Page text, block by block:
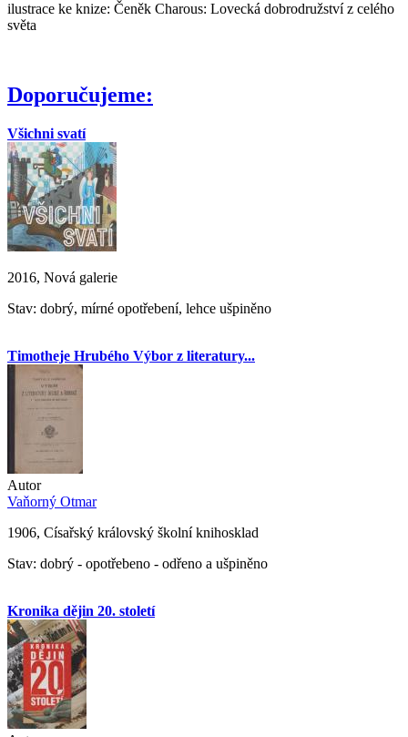
ilustrace ke knize: Čeněk Charous: Lovecká dobrodružství z celého
světa
Doporučujeme:
Všichni svatí
2016, Nová galerie
Stav: dobrý, mírné opotřebení, lehce ušpiněno
Timotheje Hrubého Výbor z literatury...
Autor
Vaňorný Otmar
1906, Císařský královský školní knihosklad
Stav: dobrý - opotřebeno - odřeno a ušpiněno
Kronika dějin 20. století